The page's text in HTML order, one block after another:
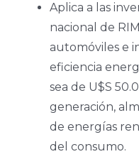
Aplica a las
nacional de
automóviles e
eficiencia
sea de U$S
generación,
de energías
del consumo.